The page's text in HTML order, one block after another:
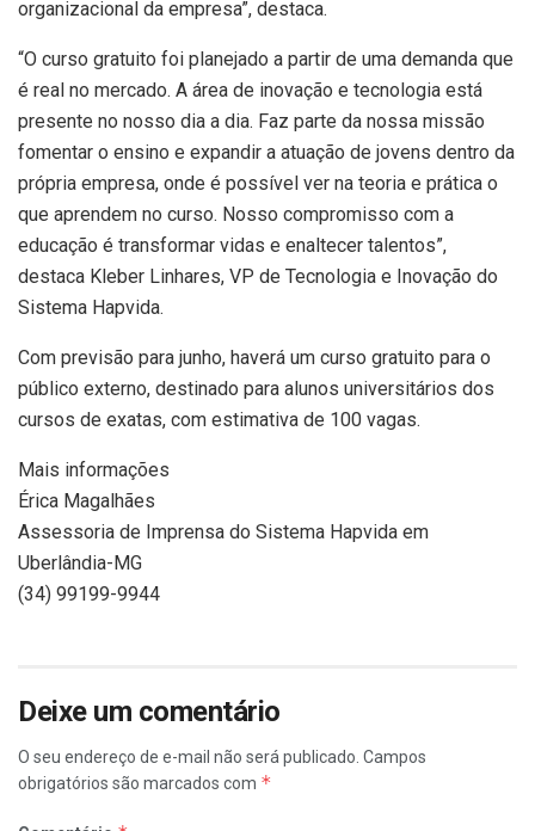
organizacional da empresa”, destaca.
“O curso gratuito foi planejado a partir de uma demanda que
é real no mercado. A área de inovação e tecnologia está
presente no nosso dia a dia. Faz parte da nossa missão
fomentar o ensino e expandir a atuação de jovens dentro da
própria empresa, onde é possível ver na teoria e prática o
que aprendem no curso. Nosso compromisso com a
educação é transformar vidas e enaltecer talentos”,
destaca Kleber Linhares, VP de Tecnologia e Inovação do
Sistema Hapvida.
Com previsão para junho, haverá um curso gratuito para o
público externo, destinado para alunos universitários dos
cursos de exatas, com estimativa de 100 vagas.
Mais informações
Érica Magalhães
Assessoria de Imprensa do Sistema Hapvida em
Uberlândia-MG
(34) 99199-9944
Deixe um comentário
O seu endereço de e-mail não será publicado. Campos
obrigatórios são marcados com *